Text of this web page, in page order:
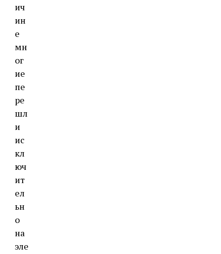
ич
ин
е
мн
ог
ие
пе
ре
шл
и
ис
кл
юч
ит
ел
ьн
о
на
эле